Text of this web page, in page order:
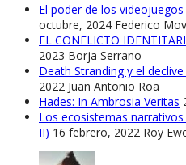
El poder de los
octubre, 2024 Federico
EL CONFLICTO
2023 Borja Serrano
Death Stranding y el
2022 Juan Antonio Roa
Hades: In Ambrosia Veritas
Los ecosistemas
II) 16 febrero, 2022 Roy